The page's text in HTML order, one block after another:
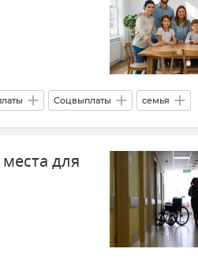
Соцвыплаты семья
для